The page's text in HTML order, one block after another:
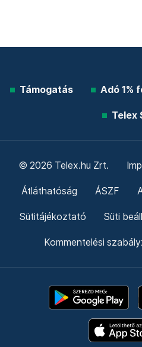
Támogatás Adó 1%
Telex
© 2026 Telex.hu Zrt.
Átláthatóság ÁSZF
Sütitájékoztató Süti
Kommentelési